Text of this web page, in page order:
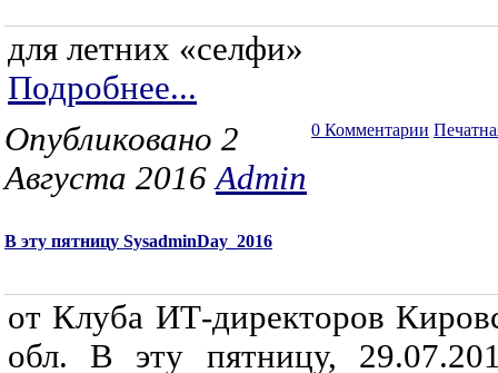
для летних «селфи»
Подробнее...
0 Комментарии
Опубликовано 2
Августа 2016Admin
В эту пятницу SysadminDay_2016
от Клуба ИТ-директоров
обл. В эту пятницу,